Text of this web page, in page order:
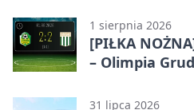
1 sierpnia 2026
[PIŁKA
– Olimpia
końcówce
31 lipca 2026